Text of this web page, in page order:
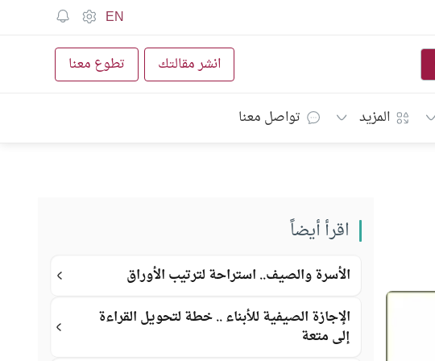
EN
انشر مقالتك تطوع معنا
المزيد تواصل معنا
اقرأ أيضاً
الأسرة والصيف.. استراحة لترتيب الأوراق
الإجازة الصيفية للأبناء .. خطة لتحويل القراءة
إلى متعة